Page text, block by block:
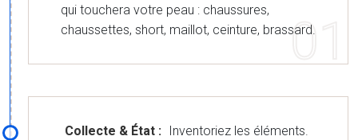
qui touchera votre peau : chaussures,
chaussettes, short, maillot, ceinture, brassard.
Collecte & État :
Inventoriez les éléments.